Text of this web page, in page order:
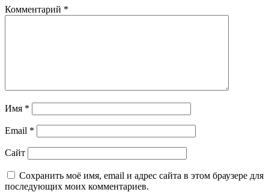
Комментарий *
Имя *
Email *
Сайт
Сохранить моё имя, email и адрес сайта в этом браузере для
последующих моих комментариев.